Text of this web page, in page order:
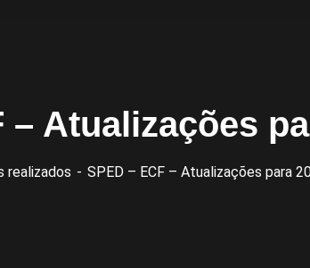
– Atualizações
realizados SPED – ECF – Atualizações para